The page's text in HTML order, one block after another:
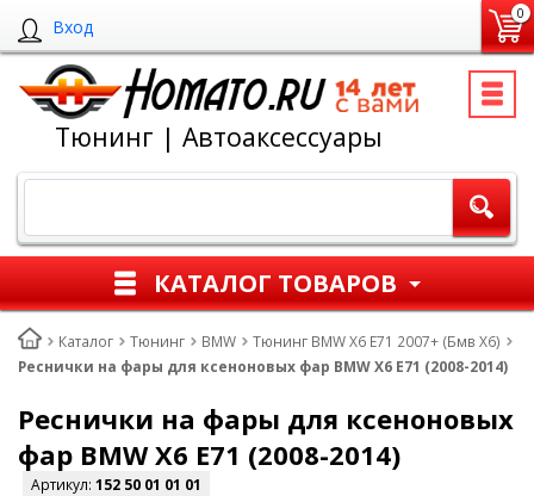
Вход
0
Тюнинг | Автоаксессуары
КАТАЛОГ ТОВАРОВ
Каталог Тюнинг BMW
Тюнинг BMW X6 E71 2007+ (Бмв Х6)
Реснички на фары для ксеноновых фар BMW X6 E71 (2008-2014)
Реснички на фары для ксеноновых
фар BMW X6 E71 (2008-2014)
Артикул: 152 50 01 01 01